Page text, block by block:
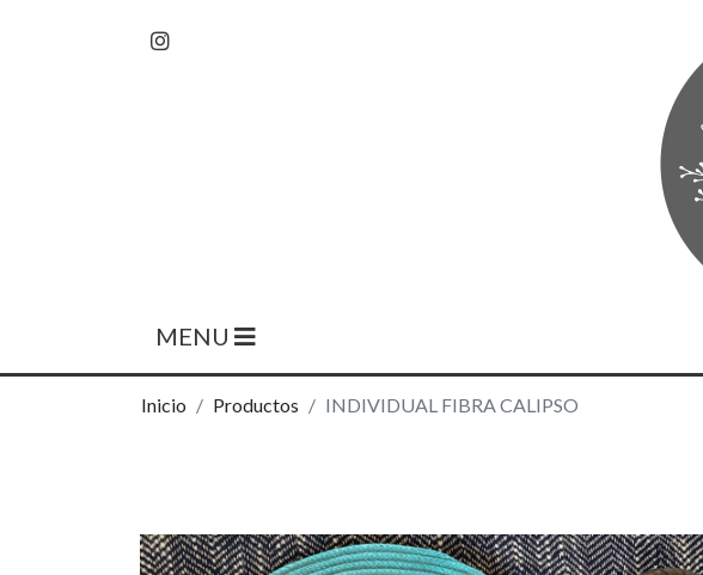
MENU
Inicio Productos INDIVIDUAL FIBRA CALIPSO